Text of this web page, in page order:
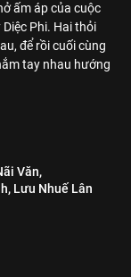
ấm áp của cuộc
Phi. Hai thỏi
để rồi cuối cùng
tay nhau hướng
Văn,
Lưu Nhuế Lân